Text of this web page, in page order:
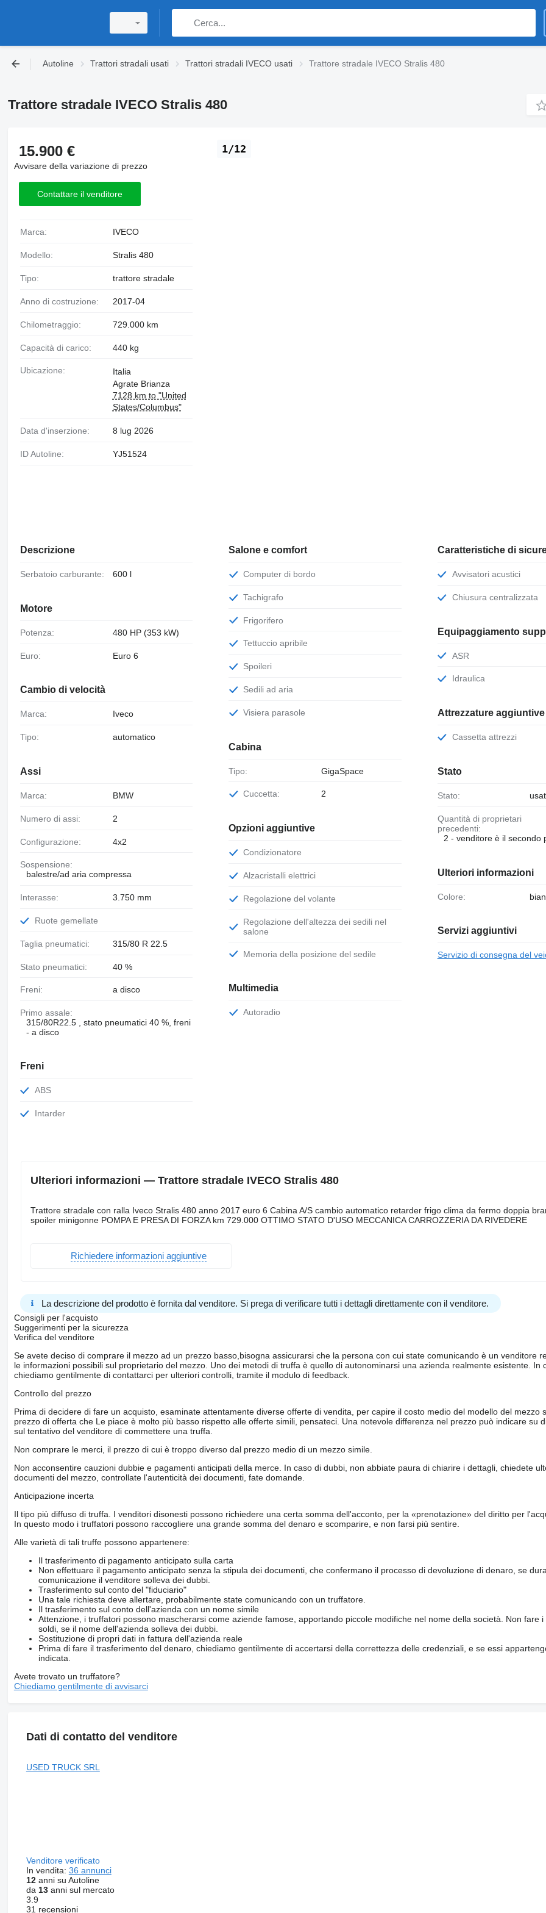
Autoline Trattori stradali usati Trattori stradali IVECO usati Trattore stradale IVECO Stralis 480
Trattore stradale IVECO Stralis 480
1/12
15.900 €
Avvisare della variazione di prezzo
Contattare il venditore
Marca: IVECO
Modello: Stralis 480
Tipo: trattore stradale
Anno di costruzione: 2017-04
Chilometraggio: 729.000 km
Capacità di carico: 440 kg
Ubicazione:
Italia
Agrate Brianza
7128 km to "United
States/Columbus"
Data d'inserzione: 8 lug 2026
ID Autoline: YJ51524
Descrizione
Serbatoio carburante: 600 l
Motore
Potenza: 480 HP (353 kW)
Euro: Euro 6
Cambio di velocità
Marca: Iveco
Tipo: automatico
Assi
Marca: BMW
Numero di assi: 2
Configurazione: 4x2
Sospensione:
balestre/ad aria compressa
Interasse: 3.750 mm
Ruote gemellate
Taglia pneumatici: 315/80 R 22.5
Stato pneumatici: 40 %
Freni: a disco
Primo assale:
315/80R22.5 , stato pneumatici 40 %, freni
- a disco
Freni
ABS
Intarder
Salone e comfort
Computer di bordo
Tachigrafo
Frigorifero
Tettuccio apribile
Spoileri
Sedili ad aria
Visiera parasole
Cabina
Tipo: GigaSpace
Cuccetta: 2
Opzioni aggiuntive
Condizionatore
Alzacristalli elettrici
Regolazione del volante
Regolazione dell'altezza dei sedili nel
salone
Memoria della posizione del sedile
Multimedia
Autoradio
Caratteristiche di
Avvisatori acustici
Chiusura centralizzata
Equipaggiamento
ASR
Idraulica
Attrezzature aggiuntive
Cassetta attrezzi
Stato
Stato:
Quantità di proprietari
precedenti:
2 - venditore è il secondo
Ulteriori informazioni
Colore:
Servizi aggiuntivi
Servizio di consegna del
Ulteriori informazioni — Trattore stradale IVECO Stralis 480
Trattore stradale con ralla Iveco Stralis 480 anno 2017 euro 6 Cabina A/S cambio automatico retarder frigo clima da fermo doppia
spoiler minigonne POMPA E PRESA DI FORZA km 729.000 OTTIMO STATO D'USO MECCANICA CARROZZERIA DA RIVEDERE
Richiedere informazioni aggiuntive
La descrizione del prodotto è fornita dal venditore. Si prega di verificare tutti i dettagli direttamente con il venditore.
Consigli per l'acquisto
Suggerimenti per la sicurezza
Verifica del venditore
Se avete deciso di comprare il mezzo ad un prezzo basso,bisogna assicurarsi che la persona con cui state comunicando è un venditore
le informazioni possibili sul proprietario del mezzo. Uno dei metodi di truffa è quello di autonominarsi una azienda realmente esistente. In
chiediamo gentilmente di contattarci per ulteriori controlli, tramite il modulo di feedback.
Controllo del prezzo
Prima di decidere di fare un acquisto, esaminate attentamente diverse offerte di vendita, per capire il costo medio del modello del mezzo
prezzo di offerta che Le piace è molto più basso rispetto alle offerte simili, pensateci. Una notevole differenza nel prezzo può indicare su
sul tentativo del venditore di commettere una truffa.
Non comprare le merci, il prezzo di cui è troppo diverso dal prezzo medio di un mezzo simile.
Non acconsentire cauzioni dubbie e pagamenti anticipati della merce. In caso di dubbi, non abbiate paura di chiarire i dettagli, chiedete
documenti del mezzo, controllate l'autenticità dei documenti, fate domande.
Anticipazione incerta
Il tipo più diffuso di truffa. I venditori disonesti possono richiedere una certa somma dell'acconto, per la «prenotazione» del diritto per
In questo modo i truffatori possono raccogliere una grande somma del denaro e scomparire, e non farsi più sentire.
Alle varietà di tali truffe possono appartenere:
Il trasferimento di pagamento anticipato sulla carta
Non effettuare il pagamento anticipato senza la stipula dei documenti, che confermano il processo di devoluzione di denaro, se
comunicazione il venditore solleva dei dubbi.
Trasferimento sul conto del "fiduciario"
Una tale richiesta deve allertare, probabilmente state comunicando con un truffatore.
Il trasferimento sul conto dell'azienda con un nome simile
Attenzione, i truffatori possono mascherarsi come aziende famose, apportando piccole modifiche nel nome della società. Non fare
soldi, se il nome dell'azienda solleva dei dubbi.
Sostituzione di propri dati in fattura dell'azienda reale
Prima di fare il trasferimento del denaro, chiediamo gentilmente di accertarsi della correttezza delle credenziali, e se essi
indicata.
Avete trovato un truffatore?
Chiediamo gentilmente di avvisarci
Dati di contatto del venditore
USED TRUCK SRL
Venditore verificato
In vendita: 36 annunci
12anni su Autoline
da 13anni sul mercato
3.9
31 recensioni